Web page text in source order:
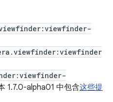
1.7.0-alpha01 中包含这些提